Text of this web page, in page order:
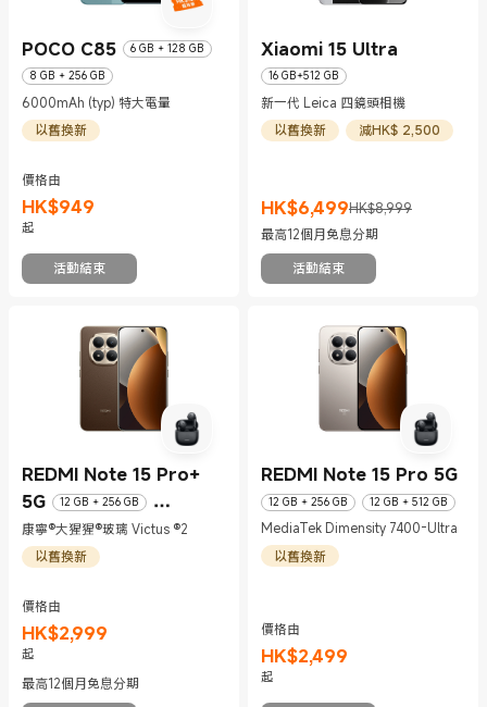
POCO C85
6 GB + 128 GB
8 GB + 256 GB
6000mAh (typ) 特大電量
以舊換新
價格由
HK$949
現價 HK$949
起
活動結束
Xiaomi 15 Ultra
16 GB+512 GB
新一代 Leica 四鏡頭相機
以舊換新
減HK$ 2,500
HK$6,499
現價 HK$6499HK$8,999
市場價格 HK$8,999
最高12個月免息分期
活動結束
REDMI Note 15 Pro+
5G
12 GB + 256 GB
12 GB + 512 GB
康寧®大猩猩®玻璃 Victus ®2
以舊換新
價格由
HK$2,999
現價 HK$2999
起
最高12個月免息分期
REDMI Note 15 Pro 5G
12 GB + 256 GB 12 GB + 512 GB
MediaTek Dimensity 7400-Ultra
以舊換新
價格由
HK$2,499
現價 HK$2499
起